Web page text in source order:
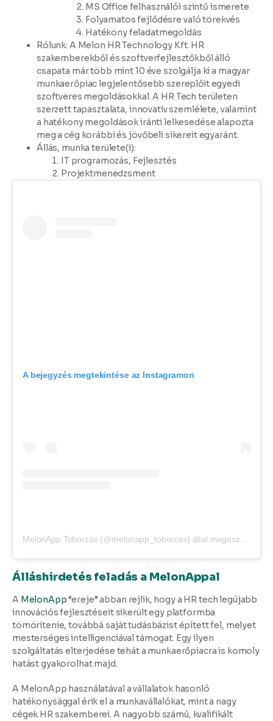
MS Office felhasználói szintű ismerete
Folyamatos fejlődésre való törekvés
Hatékony feladatmegoldás
Rólunk: A Melon HR Technology Kft. HR
szakemberekből és szoftverfejlesztőkből álló
csapata már több mint 10 éve szolgálja ki a magyar
munkaerőpiac legjelentősebb szereplőit egyedi
szoftveres megoldásokkal. A HR Tech területen
szerzett tapasztalata, innovatív szemlélete, valamint
a hatékony megoldások iránti lelkesedése alapozta
meg a cég korábbi és jövőbeli sikereit egyaránt.
Állás, munka területe(i):
IT programozás, Fejlesztés
Projektmenedzsment
A bejegyzés megtekintése az Instagramon
Álláshirdetés feladás a MelonAppal
A MelonApp“ereje” abban rejlik, hogy a HR tech legújabb
innovációs fejlesztéseit sikerült egy platformba
tömörítenie, továbbá saját tudásbázist épített fel, melyet
mesterséges intelligenciával támogat. Egy ilyen
szolgáltatás elterjedése tehát a munkaerőpiacra is komoly
hatást gyakorolhat majd.
A MelonApp használatával a vállalatok hasonló
hatékonysággal érik el a munkavállalókat, mint a nagy
cégek HR szakemberei. A nagyobb számú, kvalifikált